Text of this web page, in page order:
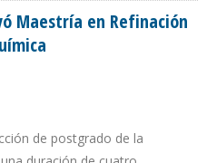
Maestría en Refinación
de postgrado de la